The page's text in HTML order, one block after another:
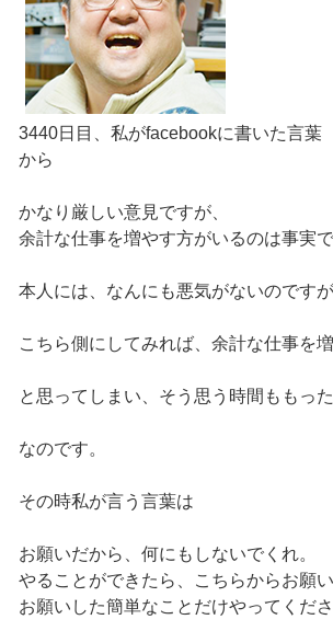
3440日目、私がfacebookに書いた言葉
から
かなり厳しい意見ですが、
余計な仕事を増やす方がいるのは事実で
本人には、なんにも悪気がないのですが
こちら側にしてみれば、余計な仕事を増
と思ってしまい、そう思う時間ももった
なのです。
その時私が言う言葉は
お願いだから、何にもしないでくれ。
やることができたら、こちらからお願い
お願いした簡単なことだけやってくださ